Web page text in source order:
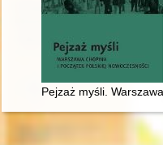
Pejzaż myśli.